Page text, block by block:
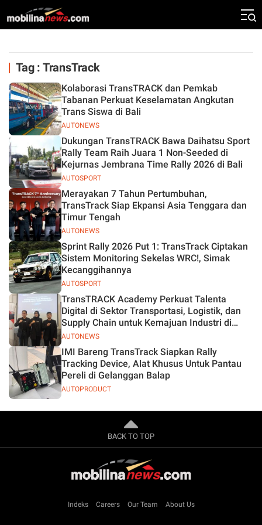
Tag : TransTrack
AUTONEWS
Kolaborasi TransTRACK dan Pemkab
Tabanan Perkuat Keselamatan Angkutan
Trans Siswa di Bali
AUTOSPORT
Dukungan TransTRACK Bawa Daihatsu Sport
Rally Team Raih Juara 1 Non-Seeded di
Kejurnas Jembrana Time Rally 2026 di Bali
AUTONEWS
Merayakan 7 Tahun Pertumbuhan,
TransTrack Siap Ekpansi Asia Tenggara dan
Timur Tengah
AUTOSPORT
Sprint Rally 2026 Put 1: TransTrack Ciptakan
Sistem Monitoring Sekelas WRC!, Simak
Kecanggihannya
AUTONEWS
TransTRACK Academy Perkuat Talenta
Digital di Sektor Transportasi, Logistik, dan
Supply Chain untuk Kemajuan Industri di
Indonesia
AUTOPRODUCT
IMI Bareng TransTrack Siapkan Rally
Tracking Device, Alat Khusus Untuk Pantau
Pereli di Gelanggan Balap
BACK TO TOP
Indeks Careers Our Team About Us